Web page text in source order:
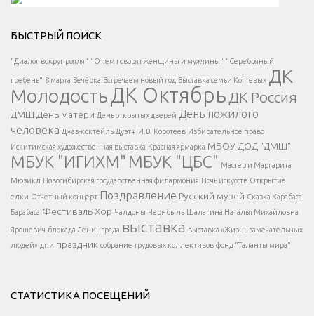
Есть вопрос?
Напишите нам
</span >
Написать
</button >
</div >
</div > </div >
БЫСТРЫЙ ПОИСК
"Диалог вокруг рояля" "О чем говорят женщины и мужчины" "Серебряный
гребень" 8 марта Вечёрка Встречаем новый год Выставка семьи Когтевых ДК
МолодостьДК Октябрь ДК Россия
ДМШ День матери День открытых дверей День пожилого
человека Джаз-коктейль Дуэт+ И.В. Коротеев Избирательное право
Искитимская художественная выставка Красная ярмарка МБОУ ДОД "ДМШ"
МБУК "ИГИХМ" МБУК "ЦБС" Мастер и Маргарита
Мюзикл Новосибирская государственная филармония Ночь искусств Открытие
елки Отчетный концерт Поздравление Русский музей Сказка Карабаса
Барабаса Фестиваль Хор Чалдоны Чернбыль Шалагина Наталья Михайловна
Ярошевич блокада Ленинграда выставка выставка «Жизнь замечательных
людей» дпи праздник собрание трудовых коллективов фонд "Таланты мира"
СТАТИСТИКА ПОСЕЩЕНИЙ